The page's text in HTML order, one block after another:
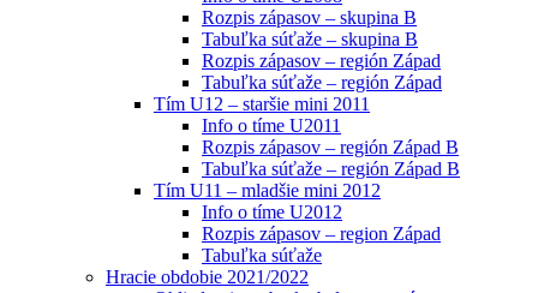
Rozpis zápasov – skupina B
Tabuľka súťaže – skupina B
Rozpis zápasov – región Západ
Tabuľka súťaže – región Západ
Tím U12 – staršie mini 2011
Info o tíme U2011
Rozpis zápasov – región Západ B
Tabuľka súťaže – región Západ B
Tím U11 – mladšie mini 2012
Info o tíme U2012
Rozpis zápasov – region Západ
Tabuľka súťaže
Hracie obdobie 2021/2022